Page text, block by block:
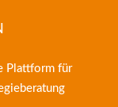
Plattform für